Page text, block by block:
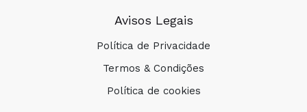
Avisos Legais
Política de Privacidade
Termos & Condições
Política de cookies